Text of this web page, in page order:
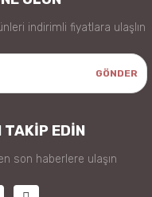
indirimli fiyatlara ulaşlın
GÖNDER
TAKİP EDİN
son haberlere ulaşın